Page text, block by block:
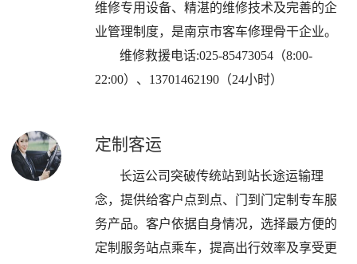
维修专用设备、精湛的维修技术及完善的企
业管理制度，是南京市客车修理骨干企业。
维修救援电话:025-85473054（8:00-
22:00）、13701462190（24小时）
定制客运
长运公司突破传统站到站长途运输理
念，提供给客户点到点、门到门定制专车服
务产品。客户依据自身情况，选择最方便的
定制服务站点乘车，提高出行效率及享受更